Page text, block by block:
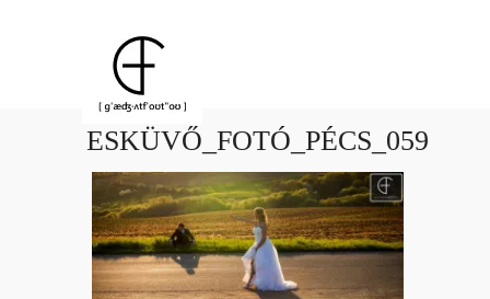
ESKÜVŐ_FOTÓ_PÉCS_059